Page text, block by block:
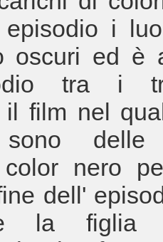
episodio i
oscuri ed è
tra i
il film nel
sono delle
nero
dell'
e la